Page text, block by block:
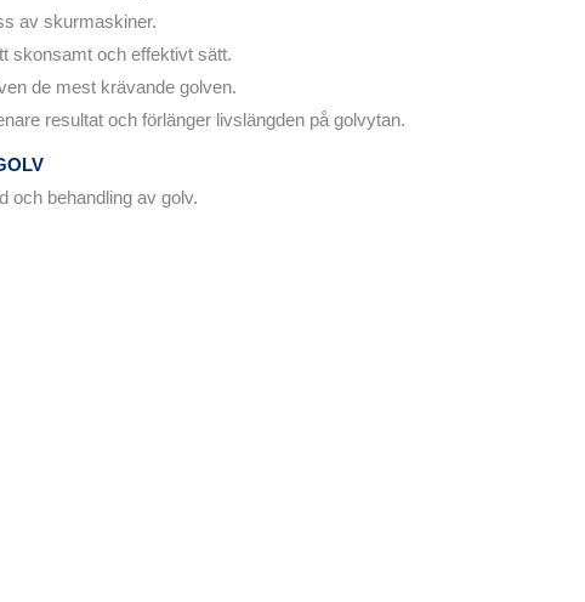
av skurmaskiner.
skonsamt och effektivt sätt.
de mest krävande golven.
resultat och förlänger livslängden på golvytan.
och behandling av golv.